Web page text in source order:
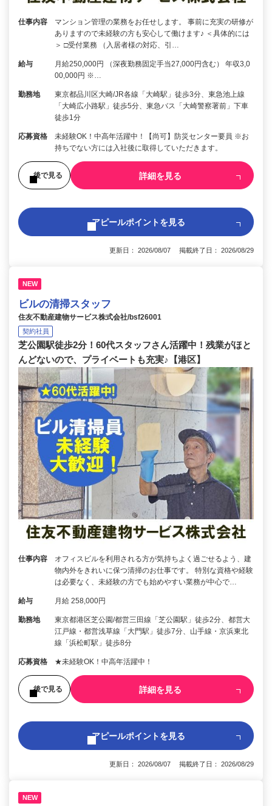
仕事内容
マンション管理の業務をお任せします。 事前に充実の研修が
ありますので未経験の方も安心して働けます♪ ＜具体的には
＞ □受付業務 （入居者様の対応、引…
給与
月給250,000円 （深夜勤務固定手当27,000円含む） 年収3,0
00,000円 ※…
勤務地
東京都品川区大崎/JR各線「大崎駅」徒歩3分、東急池上線
「大崎広小路駅」徒歩5分、東急バス「大崎警察署前」下車
徒歩1分
応募資格
未経験OK！中高年活躍中！【尚可】防災センター要員 ※お
持ちでない方には入社後に取得していただきます。
後で見る 詳細を見る
アピールポイントを見る
更新日： 2026/08/07 掲載終了日： 2026/08/29
NEW
ビルの清掃スタッフ
住友不動産建物サービス株式会社/bsf26001
契約社員
芝公園駅徒歩2分！60代スタッフさん活躍中！残業がほと
んどないので、プライベートも充実♪【港区】
仕事内容
オフィスビルを利用される方が気持ちよく過ごせるよう、建
物内外をきれいに保つ清掃のお仕事です。 特別な資格や経験
は必要なく、未経験の方でも始めやすい業務が中心で…
給与 月給 258,000円
勤務地
東京都港区芝公園/都営三田線「芝公園駅」徒歩2分、都営大
江戸線・都営浅草線「大門駅」徒歩7分、山手線・京浜東北
線「浜松町駅」徒歩8分
応募資格 ★未経験OK！中高年活躍中！
後で見る 詳細を見る
アピールポイントを見る
更新日： 2026/08/07 掲載終了日： 2026/08/29
NEW